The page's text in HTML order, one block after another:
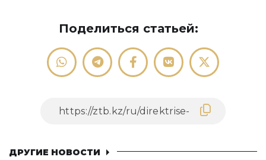
Поделиться статьей:
ДРУГИЕ НОВОСТИ